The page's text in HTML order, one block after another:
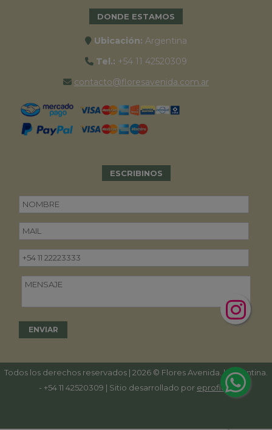
DONDE ESTAMOS
Ubicación: Argentina
Tel.: +54 11 42520309
contacto@floresavenida.com.ar
ESCRIBINOS
Todos los derechos reservados | 2026 © Flores Avenida. | Argentina.
- +54 11 42520309 | Sitio desarrollado por eproficio